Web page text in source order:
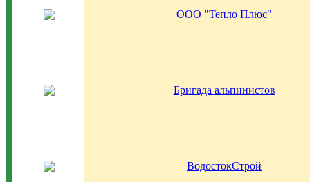
ООО "Тепло Плюс"
Бригада альпинистов
ВодостокСтрой